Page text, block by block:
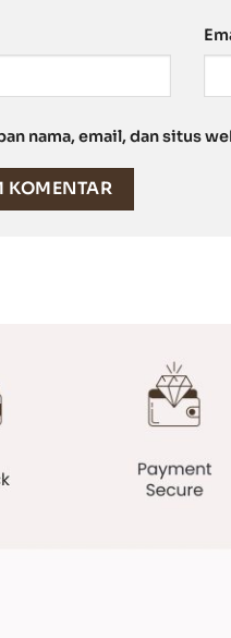
nama, email, dan situs